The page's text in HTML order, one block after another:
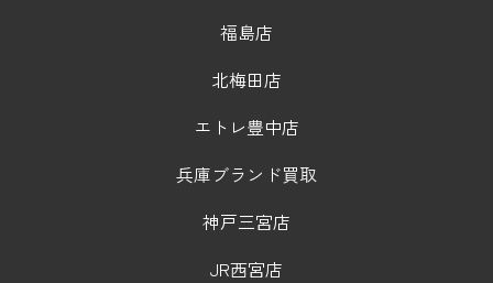
福島店
北梅田店
エトレ豊中店
兵庫ブランド買取
神戸三宮店
JR西宮店